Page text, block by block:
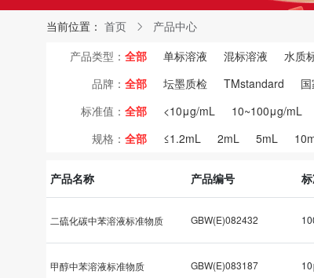
当前位置： 首页
产品中心
产品类型： 全部 单标溶液 混标溶液 水质
品牌： 全部 坛墨质检 TMstandard
标准值： 全部 <10μg/mL 10~100μg/mL
规格： 全部 ≤1.2mL 2mL 5mL
产品名称 产品编号
二硫化碳中苯溶液标准物质 GBW(E)082432
甲醇中苯溶液标准物质 GBW(E)083187